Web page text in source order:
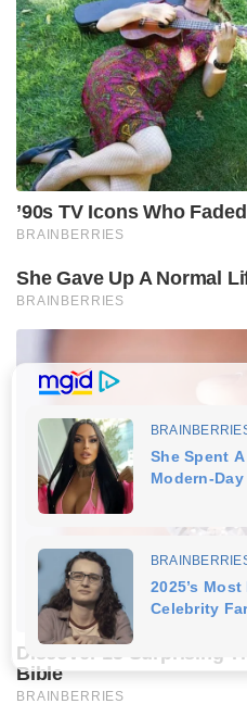
’90s TV Icons Who
BRAINBERRIES
She Gave Up A Normal
BRAINBERRIES
Discover 15 Surprising
Bible
BRAINBERRIES